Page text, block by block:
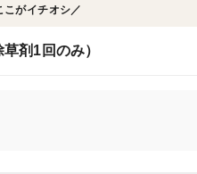
こがイチオシ／
剤1回のみ）